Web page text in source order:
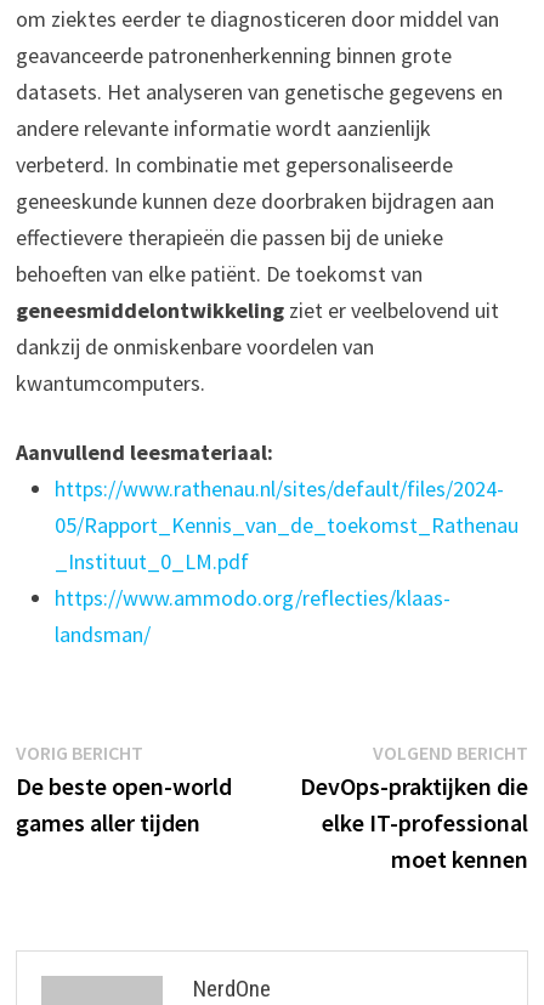
om ziektes eerder te diagnosticeren door middel van
geavanceerde patronenherkenning binnen grote
datasets. Het analyseren van genetische gegevens en
andere relevante informatie wordt aanzienlijk
verbeterd. In combinatie met gepersonaliseerde
geneeskunde kunnen deze doorbraken bijdragen aan
effectievere therapieën die passen bij de unieke
behoeften van elke patiënt. De toekomst van
geneesmiddelontwikkelingziet er veelbelovend uit
dankzij de onmiskenbare voordelen van
kwantumcomputers.
Aanvullend leesmateriaal:
https://www.rathenau.nl/sites/default/files/2024-
05/Rapport_Kennis_van_de_toekomst_Rathenau
_Instituut_0_LM.pdf
https://www.ammodo.org/reflecties/klaas-
landsman/
Bericht
navigatie
VORIG BERICHTVorig
bericht:
De beste open-world
games aller tijden
VOLGEND BERICHT
DevOps-praktijken die
elke IT-professional
moet kennen
NerdOne